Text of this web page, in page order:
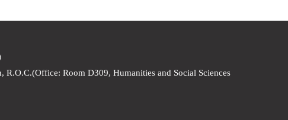
Room D309, Humanities and Social Sciences